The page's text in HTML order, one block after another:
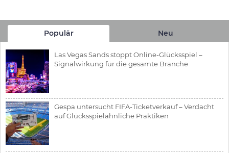
Populär Neu
Las Vegas Sands stoppt Online-Glücksspiel –
Signalwirkung für die gesamte Branche
Gespa untersucht FIFA-Ticketverkauf – Verdacht
auf Glücksspielähnliche Praktiken